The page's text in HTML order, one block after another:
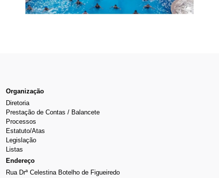
Organização
Diretoria
Prestação de Contas / Balancete
Processos
Estatuto/Atas
Legislação
Listas
Endereço
Rua Drª Celestina Botelho de Figueiredo